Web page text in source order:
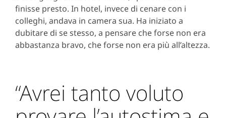
finisse presto. In hotel, invece di cenare con i
colleghi, andava in camera sua. Ha iniziato a
dubitare di se stesso, a pensare che forse non era
abbastanza bravo, che forse non era più all’altezza.
“Avrei tanto voluto